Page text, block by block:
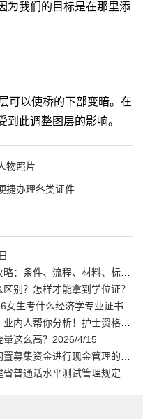
为我们的目标是在那里添
可以使桥的下部变暗。在
此调整图层的影响。
物照片
捷办理各类证件
别？怎样才能拿到学位证？
女生考什么经济学专业证书
量这么高？2026/4/15